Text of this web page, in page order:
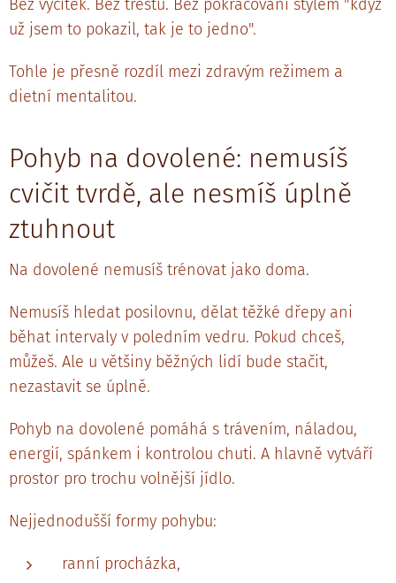
Bez výčitek. Bez trestu. Bez pokračování stylem "když
už jsem to pokazil, tak je to jedno".
Tohle je přesně rozdíl mezi zdravým režimem a
dietní mentalitou.
Pohyb na dovolené: nemusíš
cvičit tvrdě, ale nesmíš úplně
ztuhnout
Na dovolené nemusíš trénovat jako doma.
Nemusíš hledat posilovnu, dělat těžké dřepy ani
běhat intervaly v poledním vedru. Pokud chceš,
můžeš. Ale u většiny běžných lidí bude stačit,
nezastavit se úplně.
Pohyb na dovolené pomáhá s trávením, náladou,
energií, spánkem i kontrolou chuti. A hlavně vytváří
prostor pro trochu volnější jídlo.
Nejjednodušší formy pohybu:
ranní procházka,